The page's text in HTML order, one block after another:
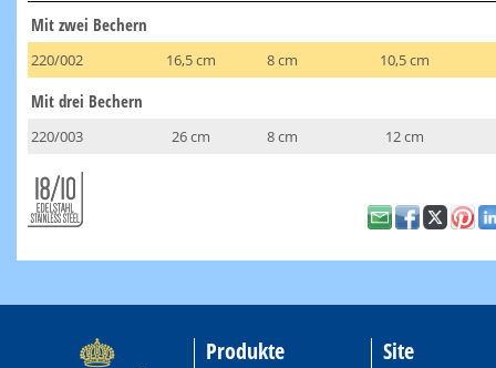
Mit zwei Bechern
220/002 16,5 cm 8 cm 10,5 cm
Mit drei Bechern
220/003 26 cm 8 cm 12 cm
Produkte Site